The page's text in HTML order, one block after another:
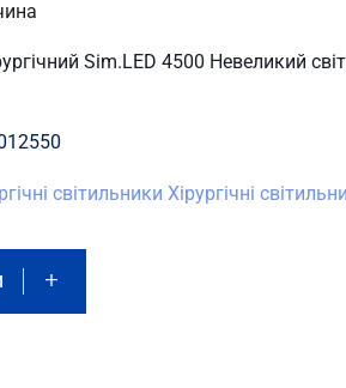
Sim.LED 4500 Невеликий
світильники Хірургічні